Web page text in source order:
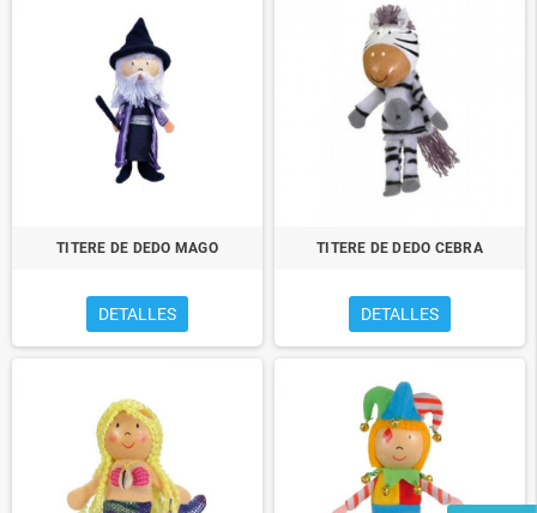
TITERE DE DEDO MAGO
DETALLES
TITERE DE DEDO CEBRA
DETALLES